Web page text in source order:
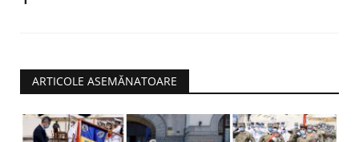
ARTICOLE ASEMĂNATOARE